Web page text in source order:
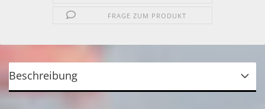
FRAGE ZUM PRODUKT
Beschreibung